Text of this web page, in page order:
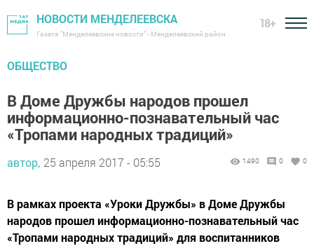
НОВОСТИ МЕНДЕЛЕЕВСКА
Газета "Менделеевские новости" - Менделеевский район
18+
ОБЩЕСТВО
В Доме Дружбы народов прошел
информационно-познавательный час
«Тропами народных традиций»
автор, 25 апреля 2017 - 05:55 1490 0 0
В рамках проекта «Уроки Дружбы» в Доме Дружбы
народов прошел информационно-познавательный час
«Тропами народных традиций» для воспитанников